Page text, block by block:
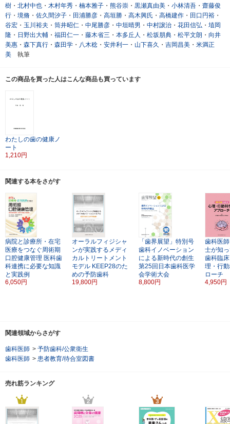
樹 ・ 北村中也 ・ 木村年秀 ・ 楠本雅子 ・ 熊谷崇 ・ 黒瀬真由美 ・ 小林清吾 ・ 齋藤俊
行 ・ 境脩 ・ 佐久間汐子 ・ 田浦勝彦 ・ 高垣勝 ・ 高木興氏 ・ 高橋建作 ・ 田口円裕 ・
谷宏 ・ 玉川裕夫 ・ 筒井昭仁 ・ 中尾勝彦 ・ 中垣晴男 ・ 中村譲治 ・ 花田信弘 ・ 埴岡
隆 ・ 日野出大輔 ・ 福田仁一 ・ 藤木省三 ・ 本多丘人 ・ 松坂朋典 ・ 松平文朗 ・ 向井
美惠 ・ 森下真行 ・ 森田学 ・ 八木稔 ・ 安井利一 ・ 山下喜久 ・ 吉岡昌美 ・ 米満正
美 執筆
この商品を買った人はこんな商品も買っています
わたしの歯の健康ノ
ート
1,210円
関連する本をさがす
病院と診療所・在宅
医療をつなぐ周術期
口腔健康管理 医科歯
科連携に必要な知識
と実践例
6,050円
オーラルフィジシャ
ンが実践するメディ
カルトリートメント
モデル KEEP28のた
めの予防歯科
19,800円
「歯界展望」特別号
歯科イノベーション
による新時代の創生
第25回日本歯科医学
会学術大会
8,800円
歯科医
士が知
歯科臨
理・行
ローチ
4,950円
関連領域からさがす
歯科医師 > 予防歯科/公衆衛生
歯科医師 > 患者教育/待合室図書
売れ筋ランキング